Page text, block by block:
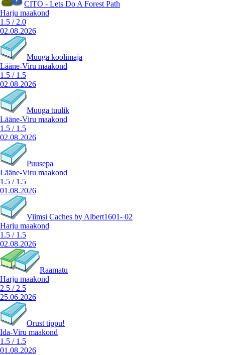
CITO - Lets Do A Forest Path
Harju maakond
1.5 / 2.0
02.08.2026
Muuga koolimaja
Lääne-Viru maakond
1.5 / 1.5
02.08.2026
Muuga tuulik
Lääne-Viru maakond
1.5 / 1.5
02.08.2026
Puusepa
Lääne-Viru maakond
1.5 / 1.5
01.08.2026
Viimsi Caches by Albert1601- 02
Harju maakond
1.5 / 1.5
02.08.2026
Raamatu
Harju maakond
2.5 / 2.5
25.06.2026
Orust tippu!
Ida-Viru maakond
1.5 / 1.5
01.08.2026